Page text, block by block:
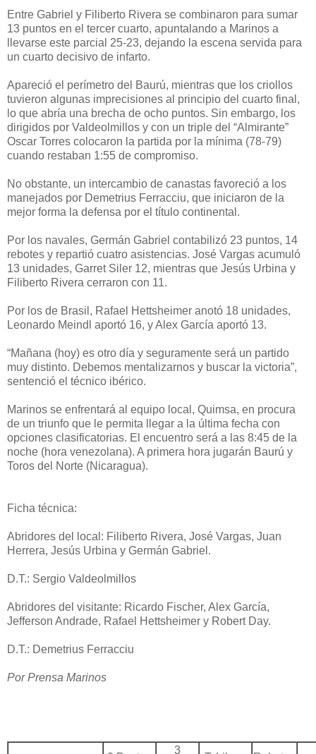
Entre Gabriel y Filiberto Rivera se combinaron para sumar
13 puntos en el tercer cuarto, apuntalando a Marinos a
llevarse este parcial 25-23, dejando la escena servida para
un cuarto decisivo de infarto.
Apareció el perímetro del Baurú, mientras que los criollos
tuvieron algunas imprecisiones al principio del cuarto final,
lo que abría una brecha de ocho puntos. Sin embargo, los
dirigidos por Valdeolmillos y con un triple del “Almirante”
Oscar Torres colocaron la partida por la mínima (78-79)
cuando restaban 1:55 de compromiso.
No obstante, un intercambio de canastas favoreció a los
manejados por Demetrius Ferracciu, que iniciaron de la
mejor forma la defensa por el título continental.
Por los navales, Germán Gabriel contabilizó 23 puntos, 14
rebotes y repartió cuatro asistencias. José Vargas acumuló
13 unidades, Garret Siler 12, mientras que Jesús Urbina y
Filiberto Rivera cerraron con 11.
Por los de Brasil, Rafael Hettsheimer anotó 18 unidades,
Leonardo Meindl aportó 16, y Alex García aportó 13.
“Mañana (hoy) es otro día y seguramente será un partido
muy distinto. Debemos mentalizarnos y buscar la victoria”,
sentenció el técnico ibérico.
Marinos se enfrentará al equipo local, Quimsa, en procura
de un triunfo que le permita llegar a la última fecha con
opciones clasificatorias. El encuentro será a las 8:45 de la
noche (hora venezolana). A primera hora jugarán Baurú y
Toros del Norte (Nicaragua).
Ficha técnica:
Abridores del local: Filiberto Rivera, José Vargas, Juan
Herrera, Jesús Urbina y Germán Gabriel.
D.T.: Sergio Valdeolmillos
Abridores del visitante: Ricardo Fischer, Alex García,
Jefferson Andrade, Rafael Hettsheimer y Robert Day.
D.T.: Demetrius Ferracciu
Por Prensa Marinos
3